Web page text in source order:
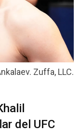
Zuffa, LLC.
del UFC